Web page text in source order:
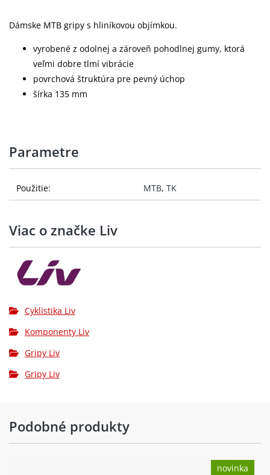
Dámske MTB gripy s hliníkovou objímkou.
vyrobené z odolnej a zároveň pohodlnej gumy, ktorá
veľmi dobre tlmí vibrácie
povrchová štruktúra pre pevný úchop
šírka 135 mm
Parametre
Použitie: MTB, TK
Viac o značke Liv
Cyklistika Liv
Komponenty Liv
Gripy Liv
Gripy Liv
Podobné produkty
novinka